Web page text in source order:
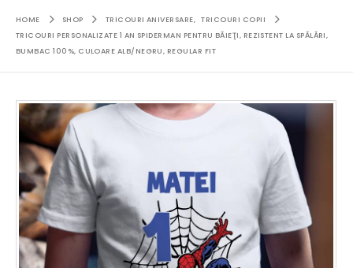
HOME SHOP TRICOURI ANIVERSARE, TRICOURI COPII
TRICOURI PERSONALIZATE 1 AN SPIDERMAN PENTRU BĂIEŢI, REZISTENT LA SPĂLĂRI,
BUMBAC 100%, CULOARE ALB/NEGRU, REGULAR FIT